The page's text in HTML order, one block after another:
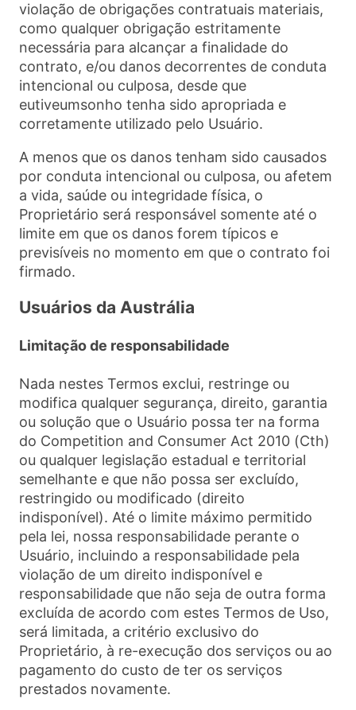
violação de obrigações contratuais materiais,
como qualquer obrigação estritamente
necessária para alcançar a finalidade do
contrato, e/ou danos decorrentes de conduta
intencional ou culposa, desde que
eutiveumsonho tenha sido apropriada e
corretamente utilizado pelo Usuário.
A menos que os danos tenham sido causados
por conduta intencional ou culposa, ou afetem
a vida, saúde ou integridade física, o
Proprietário será responsável somente até o
limite em que os danos forem típicos e
previsíveis no momento em que o contrato foi
firmado.
Usuários da Austrália
Limitação de responsabilidade
Nada nestes Termos exclui, restringe ou
modifica qualquer segurança, direito, garantia
ou solução que o Usuário possa ter na forma
do Competition and Consumer Act 2010 (Cth)
ou qualquer legislação estadual e territorial
semelhante e que não possa ser excluído,
restringido ou modificado (direito
indisponível). Até o limite máximo permitido
pela lei, nossa responsabilidade perante o
Usuário, incluindo a responsabilidade pela
violação de um direito indisponível e
responsabilidade que não seja de outra forma
excluída de acordo com estes Termos de Uso,
será limitada, a critério exclusivo do
Proprietário, à re-execução dos serviços ou ao
pagamento do custo de ter os serviços
prestados novamente.